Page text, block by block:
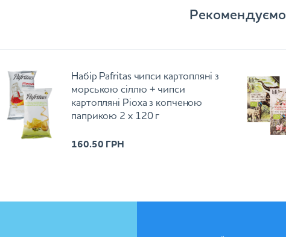
Рекомендуємо
Набір Pafritas чипси картопляні з
морською сіллю + чипси
картопляні Ріоха з копченою
паприкою 2 х 120 г
160.50 ГРН